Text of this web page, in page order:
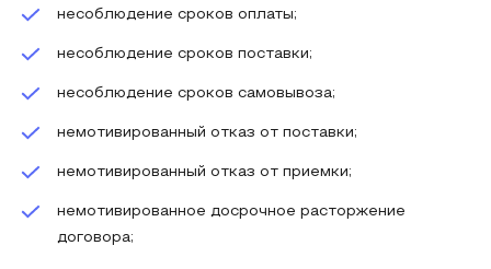
несоблюдение сроков оплаты;
несоблюдение сроков поставки;
несоблюдение сроков самовывоза;
немотивированный отказ от поставки;
немотивированный отказ от приемки;
немотивированное досрочное расторжение
договора;